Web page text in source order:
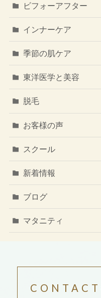
ビフォーアフター
インナーケア
季節の肌ケア
東洋医学と美容
脱毛
お客様の声
スクール
新着情報
ブログ
マタニティ
CONTACT